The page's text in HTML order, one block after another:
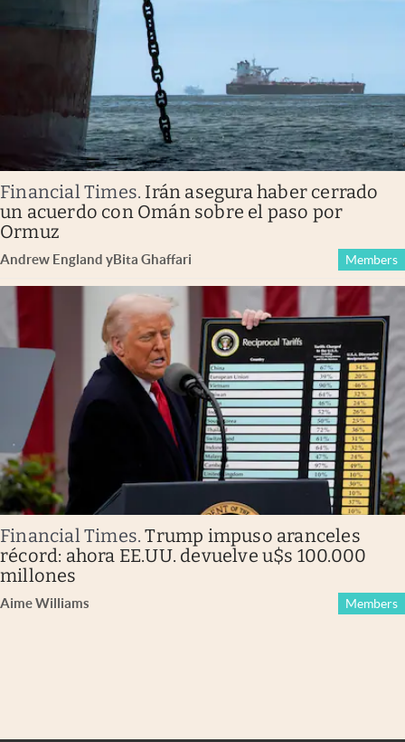
Financial Times. Irán asegura haber cerrado
un acuerdo con Omán sobre el paso por
Ormuz
Andrew England yBita Ghaffari Members
Financial Times.Trump impuso aranceles
récord: ahora EE.UU. devuelve u$s 100.000
millones
Aime Williams Members